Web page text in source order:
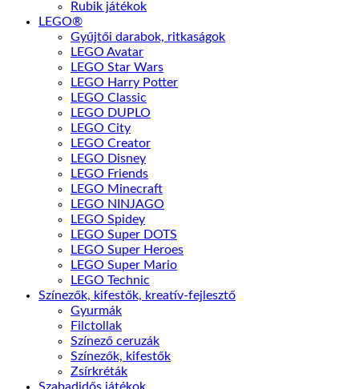
Rubik játékok
LEGO®
Gyűjtői darabok, ritkaságok
LEGO Avatar
LEGO Star Wars
LEGO Harry Potter
LEGO Classic
LEGO DUPLO
LEGO City
LEGO Creator
LEGO Disney
LEGO Friends
LEGO Minecraft
LEGO NINJAGO
LEGO Spidey
LEGO Super DOTS
LEGO Super Heroes
LEGO Super Mario
LEGO Technic
Színezők, kifestők, kreatív-fejlesztő
Gyurmák
Filctollak
Színező ceruzák
Színezők, kifestők
Zsírkréták